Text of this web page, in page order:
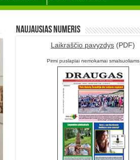
Naujausias numeris
Laikraščio pavyzdys (PDF)
Pirmi puslapiai nemokamai smalsuoliams